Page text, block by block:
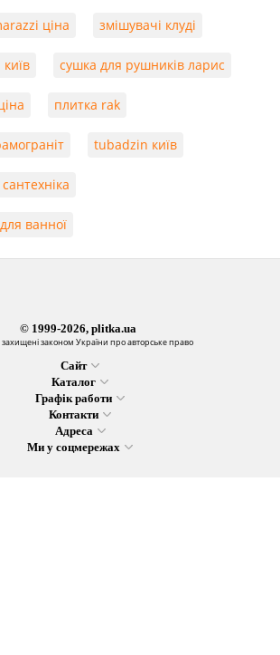
ціна змішувачі клуді
сушка для рушників ларис
плитка rak
tubadzin київ
ванної
© 1999-2026, plitka.ua
захищені законом України про авторське право
Сайт
Каталог
Графік работи
Контакти
Адреса
Ми у соцмережах